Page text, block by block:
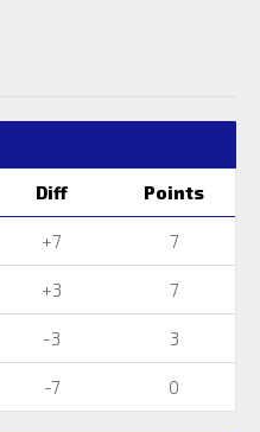
Diff Points
+7 7
+3 7
-3 3
-7 0